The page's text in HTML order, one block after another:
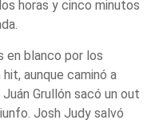
horas y cinco minutos
en blanco por los
aunque caminó a
Grullón sacó un out
Josh Judy salvó